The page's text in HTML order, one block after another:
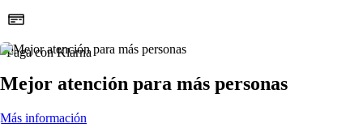
Paga con Klarna
Mejor atención para más personas
Más información